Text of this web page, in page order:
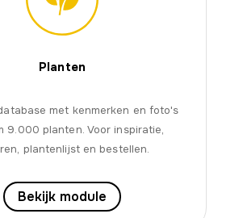
Planten
met kenmerken en foto's
9.000 planten. Voor inspiratie,
plantenlijst en bestellen.
Bekijk module